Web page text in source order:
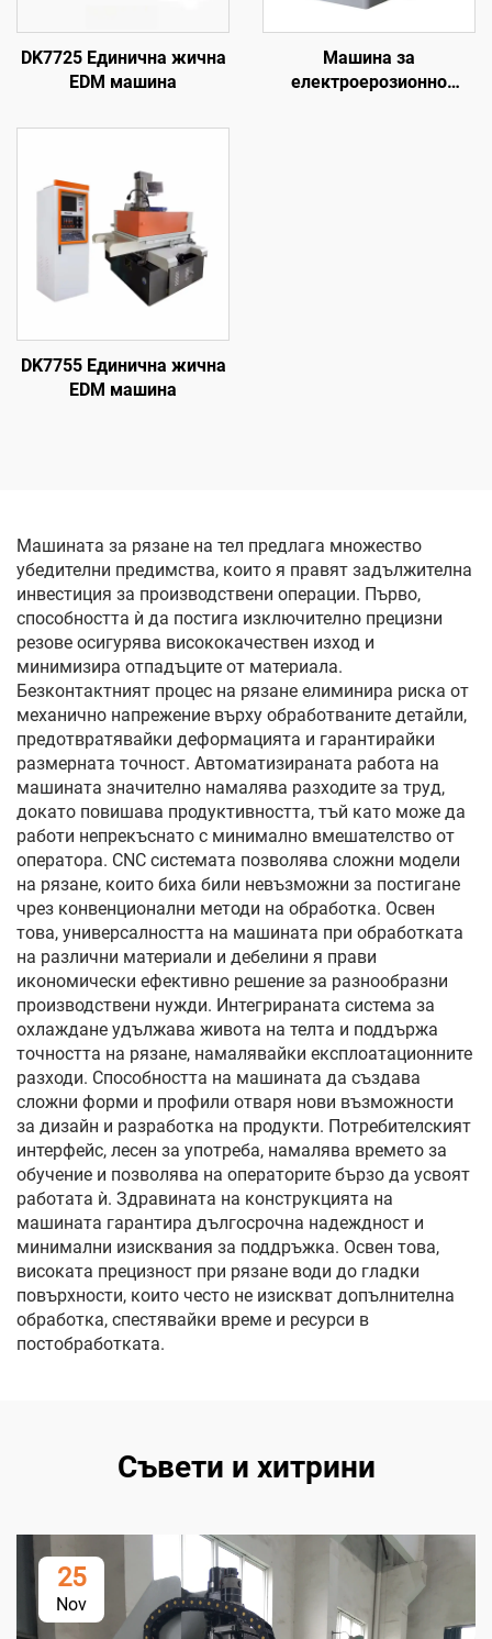
DK7725 Единична жична
EDM машина
Машина за
електроерозионно
DK7755 Единична жична
EDM машина
Машината за рязане на тел предлага множество
убедителни предимства, които я правят задължителна
инвестиция за производствени операции. Първо,
способността ѝ да постига изключително прецизни
резове осигурява висококачествен изход и
минимизира отпадъците от материала.
Безконтактният процес на рязане елиминира риска от
механично напрежение върху обработваните детайли,
предотвратявайки деформацията и гарантирайки
размерната точност. Автоматизираната работа на
машината значително намалява разходите за труд,
докато повишава продуктивността, тъй като може да
работи непрекъснато с минимално вмешателство от
оператора. CNC системата позволява сложни модели
на рязане, които биха били невъзможни за постигане
чрез конвенционални методи на обработка. Освен
това, универсалността на машината при обработката
на различни материали и дебелини я прави
икономически ефективно решение за разнообразни
производствени нужди. Интегрираната система за
охлаждане удължава живота на телта и поддържа
точността на рязане, намалявайки експлоатационните
разходи. Способността на машината да създава
сложни форми и профили отваря нови възможности
за дизайн и разработка на продукти. Потребителският
интерфейс, лесен за употреба, намалява времето за
обучение и позволява на операторите бързо да усвоят
работата ѝ. Здравината на конструкцията на
машината гарантира дългосрочна надеждност и
минимални изисквания за поддръжка. Освен това,
високата прецизност при рязане води до гладки
повърхности, които често не изискват допълнителна
обработка, спестявайки време и ресурси в
постобработката.
Съвети и хитрини
25
Nov